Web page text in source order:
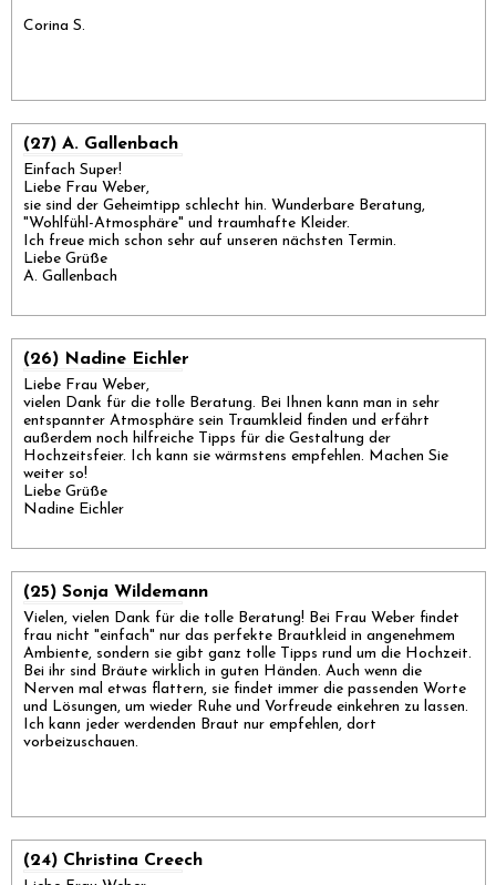
Corina S.
(27) A. Gallenbach
Einfach Super!
Liebe Frau Weber,
sie sind der Geheimtipp schlecht hin. Wunderbare Beratung,
"Wohlfühl-Atmosphäre" und traumhafte Kleider.
Ich freue mich schon sehr auf unseren nächsten Termin.
Liebe Grüße
A. Gallenbach
(26) Nadine Eichler
Liebe Frau Weber,
vielen Dank für die tolle Beratung. Bei Ihnen kann man in sehr
entspannter Atmosphäre sein Traumkleid finden und erfährt
außerdem noch hilfreiche Tipps für die Gestaltung der
Hochzeitsfeier. Ich kann sie wärmstens empfehlen. Machen Sie
weiter so!
Liebe Grüße
Nadine Eichler
(25) Sonja Wildemann
Vielen, vielen Dank für die tolle Beratung! Bei Frau Weber findet
frau nicht "einfach" nur das perfekte Brautkleid in angenehmem
Ambiente, sondern sie gibt ganz tolle Tipps rund um die Hochzeit.
Bei ihr sind Bräute wirklich in guten Händen. Auch wenn die
Nerven mal etwas flattern, sie findet immer die passenden Worte
und Lösungen, um wieder Ruhe und Vorfreude einkehren zu lassen.
Ich kann jeder werdenden Braut nur empfehlen, dort
vorbeizuschauen.
(24) Christina Creech